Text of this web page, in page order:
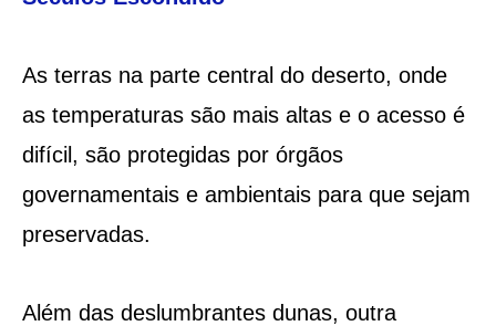
As terras na parte central do deserto, onde
as temperaturas são mais altas e o acesso é
difícil, são protegidas por órgãos
governamentais e ambientais para que sejam
preservadas.
Além das deslumbrantes dunas, outra